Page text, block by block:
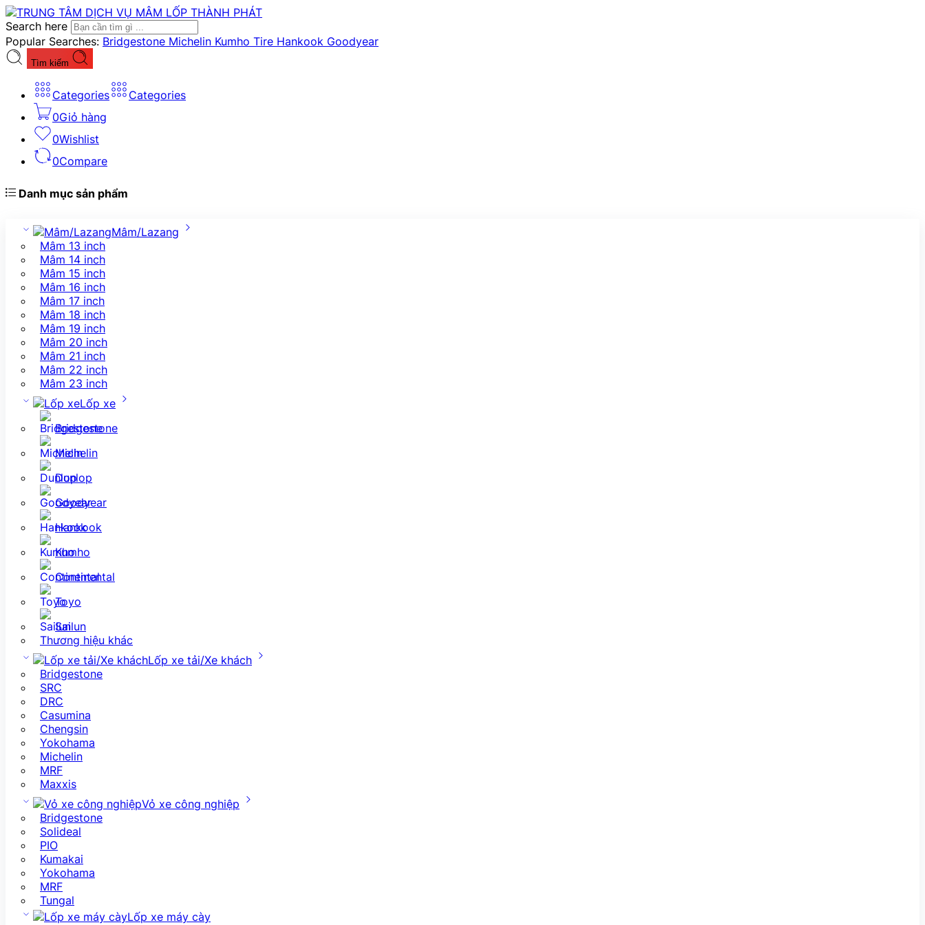
Search here
Popular Searches: Bridgestone Michelin Kumho Tire Hankook Goodyear
Tìm kiếm
Categories
Categories
0Giỏ hàng
0Wishlist
0Compare
Danh mục sản phẩm
Mâm/Lazang
Mâm 13 inch
Mâm 14 inch
Mâm 15 inch
Mâm 16 inch
Mâm 17 inch
Mâm 18 inch
Mâm 19 inch
Mâm 20 inch
Mâm 21 inch
Mâm 22 inch
Mâm 23 inch
Lốp xe
Bridgestone
Michelin
Dunlop
Goodyear
Hankook
Kumho
Continental
Toyo
Sailun
Thương hiệu khác
Lốp xe tải/Xe khách
Bridgestone
SRC
DRC
Casumina
Chengsin
Yokohama
Michelin
MRF
Maxxis
Vỏ xe công nghiệp
Bridgestone
Solideal
PIO
Kumakai
Yokohama
MRF
Tungal
Lốp xe máy cày